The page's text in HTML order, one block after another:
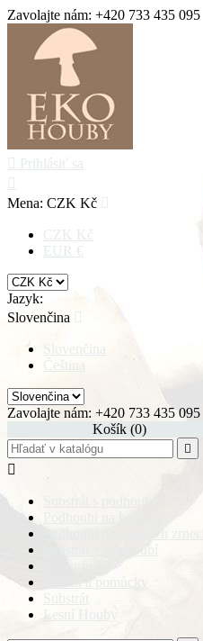
Zavolajte nám: +420 733 435 095
Prihlásiť sa
Mena: CZK Kč
CZK Kč
EUR €
Jazyk:
Slovenčina
Slovenčina
Čeština
Zavolajte nám: +420 733 435 095
Košík (0)


Podhoubí na obilných zrnech
Substrát + podhoubí
Nářadí a pomůcky
Substrát
Lesní Houby